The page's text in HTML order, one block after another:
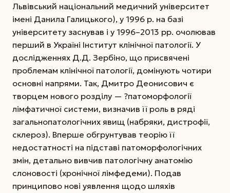
Львівський національний медичний університет
імені Данила Галицького), у 1996 р. на базі
університету заснував і у 1996–2013 рр. очолював
перший в Україні Інститут клінічної патології. У
дослідженнях Д.Д. Зербіно, що присвячені
проблемам клінічної патології, домінують чотири
основні напрями. Так, Дмитро Деонисович є
творцем нового розділу — ?патоморфології
лімфатичної системи, визначив її роль в ряді
загальнопатологічних явищ (набряки, дистрофії,
склероз). Вперше обгрунтував теорію її
недостатності на підставі патоморфологічних
змін, детально вивчив патологічну анатомію
слоновості (хронічної лімфедеми). Подав
принципово нові уявлення щодо шляхів